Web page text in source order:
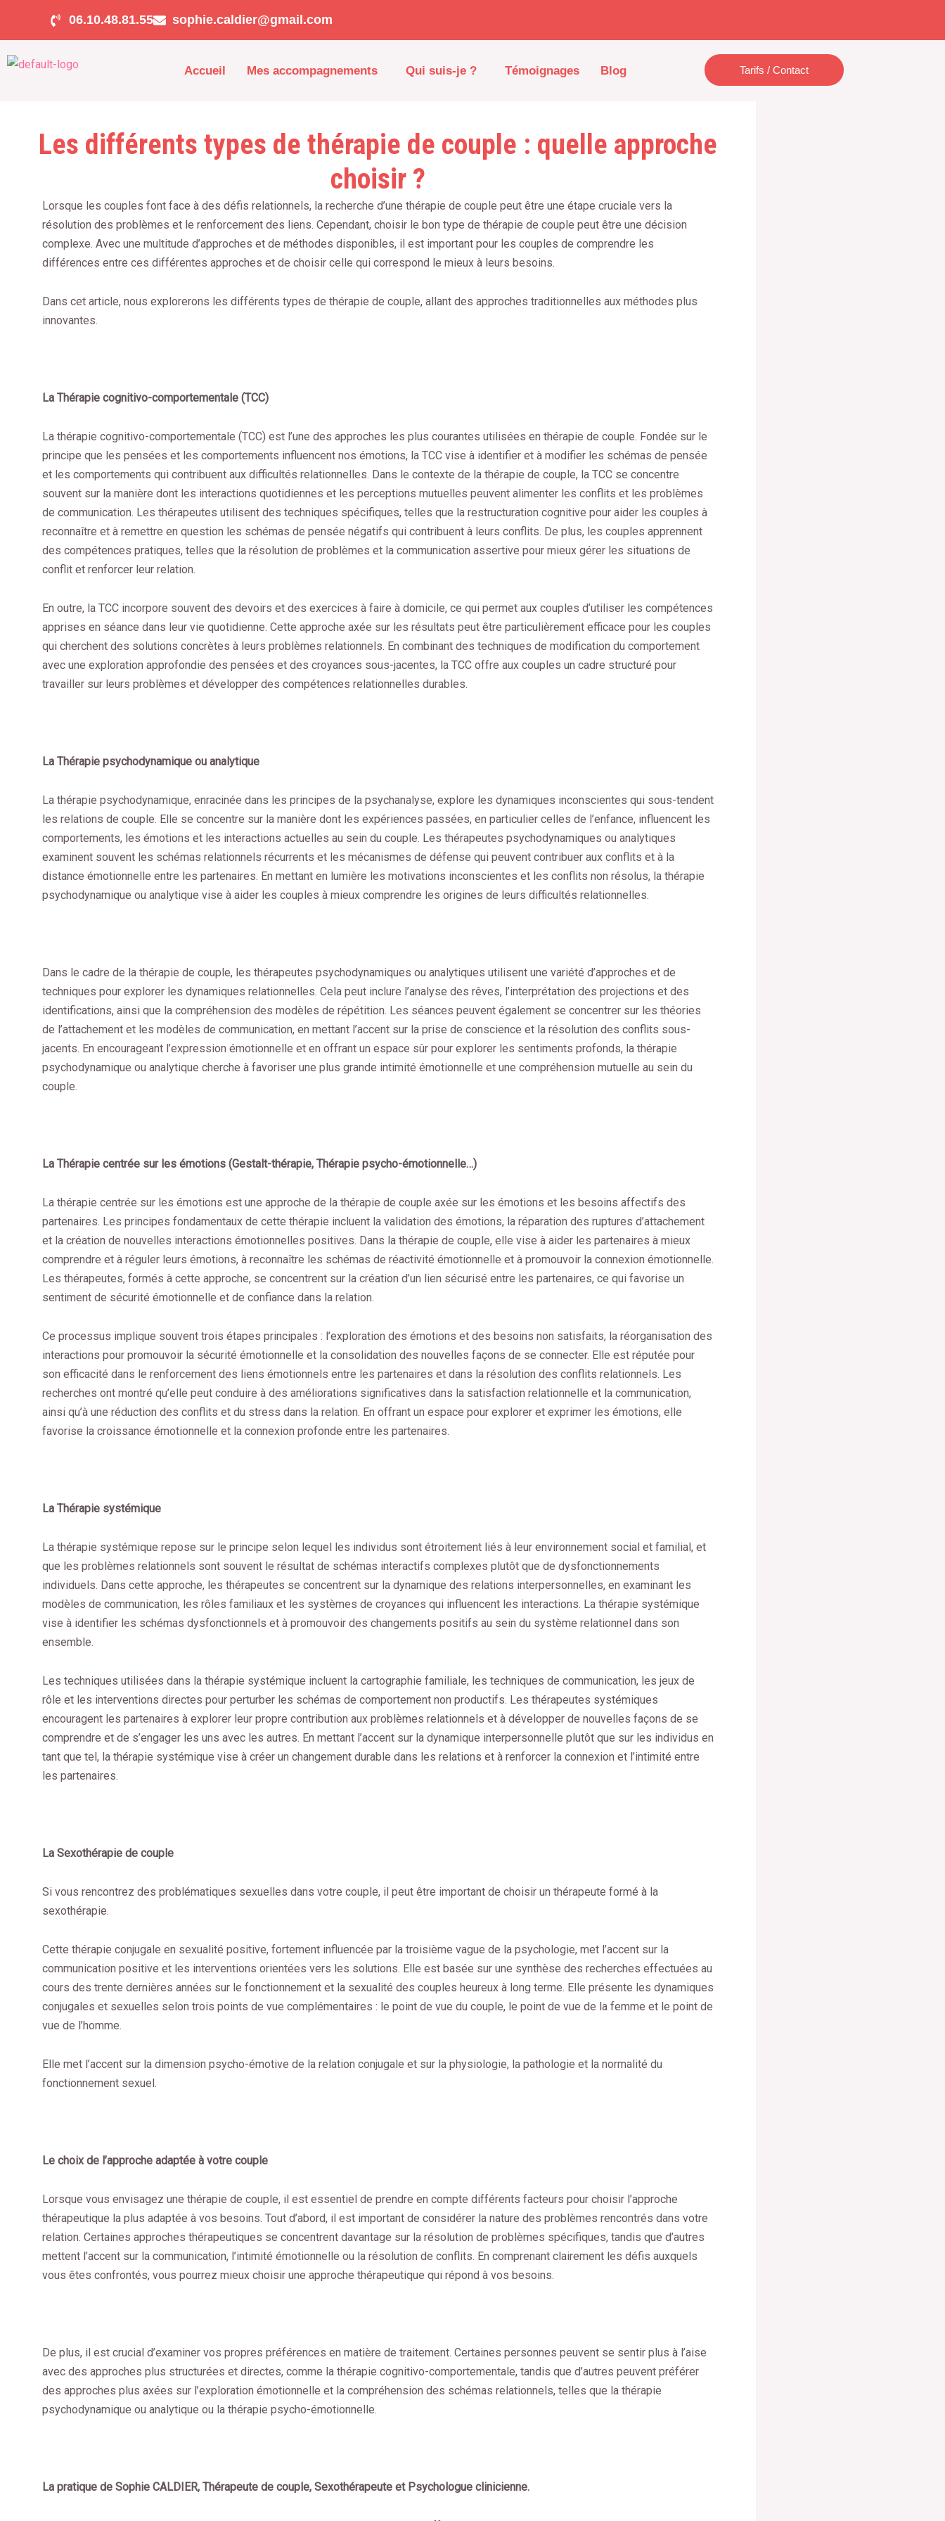
06.10.48.81.55 sophie.caldier@gmail.com
Accueil Mes accompagnements Qui suis-je ? Témoignages Blog Tarifs / Contact
Les différents types de thérapie de couple : quelle approche
choisir ?
Lorsque les couples font face à des défis relationnels, la recherche d’une thérapie de couple peut être une étape cruciale vers la
résolution des problèmes et le renforcement des liens. Cependant, choisir le bon type de thérapie de couple peut être une décision
complexe. Avec une multitude d’approches et de méthodes disponibles, il est important pour les couples de comprendre les
différences entre ces différentes approches et de choisir celle qui correspond le mieux à leurs besoins.
Dans cet article, nous explorerons les différents types de thérapie de couple, allant des approches traditionnelles aux méthodes plus
innovantes.
La Thérapie cognitivo-comportementale (TCC)
La thérapie cognitivo-comportementale (TCC) est l’une des approches les plus courantes utilisées en thérapie de couple. Fondée sur le
principe que les pensées et les comportements influencent nos émotions, la TCC vise à identifier et à modifier les schémas de pensée
et les comportements qui contribuent aux difficultés relationnelles. Dans le contexte de la thérapie de couple, la TCC se concentre
souvent sur la manière dont les interactions quotidiennes et les perceptions mutuelles peuvent alimenter les conflits et les problèmes
de communication. Les thérapeutes utilisent des techniques spécifiques, telles que la restructuration cognitive pour aider les couples à
reconnaître et à remettre en question les schémas de pensée négatifs qui contribuent à leurs conflits. De plus, les couples apprennent
des compétences pratiques, telles que la résolution de problèmes et la communication assertive pour mieux gérer les situations de
conflit et renforcer leur relation.
En outre, la TCC incorpore souvent des devoirs et des exercices à faire à domicile, ce qui permet aux couples d’utiliser les compétences
apprises en séance dans leur vie quotidienne. Cette approche axée sur les résultats peut être particulièrement efficace pour les couples
qui cherchent des solutions concrètes à leurs problèmes relationnels. En combinant des techniques de modification du comportement
avec une exploration approfondie des pensées et des croyances sous-jacentes, la TCC offre aux couples un cadre structuré pour
travailler sur leurs problèmes et développer des compétences relationnelles durables.
La Thérapie psychodynamique ou analytique
La thérapie psychodynamique, enracinée dans les principes de la psychanalyse, explore les dynamiques inconscientes qui sous-tendent
les relations de couple. Elle se concentre sur la manière dont les expériences passées, en particulier celles de l’enfance, influencent les
comportements, les émotions et les interactions actuelles au sein du couple. Les thérapeutes psychodynamiques ou analytiques
examinent souvent les schémas relationnels récurrents et les mécanismes de défense qui peuvent contribuer aux conflits et à la
distance émotionnelle entre les partenaires. En mettant en lumière les motivations inconscientes et les conflits non résolus, la thérapie
psychodynamique ou analytique vise à aider les couples à mieux comprendre les origines de leurs difficultés relationnelles.
Dans le cadre de la thérapie de couple, les thérapeutes psychodynamiques ou analytiques utilisent une variété d’approches et de
techniques pour explorer les dynamiques relationnelles. Cela peut inclure l’analyse des rêves, l’interprétation des projections et des
identifications, ainsi que la compréhension des modèles de répétition. Les séances peuvent également se concentrer sur les théories
de l’attachement et les modèles de communication, en mettant l’accent sur la prise de conscience et la résolution des conflits sous-
jacents. En encourageant l’expression émotionnelle et en offrant un espace sûr pour explorer les sentiments profonds, la thérapie
psychodynamique ou analytique cherche à favoriser une plus grande intimité émotionnelle et une compréhension mutuelle au sein du
couple.
La Thérapie centrée sur les émotions (Gestalt-thérapie, Thérapie psycho-émotionnelle…)
La thérapie centrée sur les émotions est une approche de la thérapie de couple axée sur les émotions et les besoins affectifs des
partenaires. Les principes fondamentaux de cette thérapie incluent la validation des émotions, la réparation des ruptures d’attachement
et la création de nouvelles interactions émotionnelles positives. Dans la thérapie de couple, elle vise à aider les partenaires à mieux
comprendre et à réguler leurs émotions, à reconnaître les schémas de réactivité émotionnelle et à promouvoir la connexion émotionnelle.
Les thérapeutes, formés à cette approche, se concentrent sur la création d’un lien sécurisé entre les partenaires, ce qui favorise un
sentiment de sécurité émotionnelle et de confiance dans la relation.
Ce processus implique souvent trois étapes principales : l’exploration des émotions et des besoins non satisfaits, la réorganisation des
interactions pour promouvoir la sécurité émotionnelle et la consolidation des nouvelles façons de se connecter. Elle est réputée pour
son efficacité dans le renforcement des liens émotionnels entre les partenaires et dans la résolution des conflits relationnels. Les
recherches ont montré qu’elle peut conduire à des améliorations significatives dans la satisfaction relationnelle et la communication,
ainsi qu’à une réduction des conflits et du stress dans la relation. En offrant un espace pour explorer et exprimer les émotions, elle
favorise la croissance émotionnelle et la connexion profonde entre les partenaires.
La Thérapie systémique
La thérapie systémique repose sur le principe selon lequel les individus sont étroitement liés à leur environnement social et familial, et
que les problèmes relationnels sont souvent le résultat de schémas interactifs complexes plutôt que de dysfonctionnements
individuels. Dans cette approche, les thérapeutes se concentrent sur la dynamique des relations interpersonnelles, en examinant les
modèles de communication, les rôles familiaux et les systèmes de croyances qui influencent les interactions. La thérapie systémique
vise à identifier les schémas dysfonctionnels et à promouvoir des changements positifs au sein du système relationnel dans son
ensemble.
Les techniques utilisées dans la thérapie systémique incluent la cartographie familiale, les techniques de communication, les jeux de
rôle et les interventions directes pour perturber les schémas de comportement non productifs. Les thérapeutes systémiques
encouragent les partenaires à explorer leur propre contribution aux problèmes relationnels et à développer de nouvelles façons de se
comprendre et de s’engager les uns avec les autres. En mettant l’accent sur la dynamique interpersonnelle plutôt que sur les individus en
tant que tel, la thérapie systémique vise à créer un changement durable dans les relations et à renforcer la connexion et l’intimité entre
les partenaires.
La Sexothérapie de couple
Si vous rencontrez des problématiques sexuelles dans votre couple, il peut être important de choisir un thérapeute formé à la
sexothérapie.
Cette thérapie conjugale en sexualité positive, fortement influencée par la troisième vague de la psychologie, met l’accent sur la
communication positive et les interventions orientées vers les solutions. Elle est basée sur une synthèse des recherches effectuées au
cours des trente dernières années sur le fonctionnement et la sexualité des couples heureux à long terme. Elle présente les dynamiques
conjugales et sexuelles selon trois points de vue complémentaires : le point de vue du couple, le point de vue de la femme et le point de
vue de l’homme.
Elle met l’accent sur la dimension psycho-émotive de la relation conjugale et sur la physiologie, la pathologie et la normalité du
fonctionnement sexuel.
Le choix de l’approche adaptée à votre couple
Lorsque vous envisagez une thérapie de couple, il est essentiel de prendre en compte différents facteurs pour choisir l’approche
thérapeutique la plus adaptée à vos besoins. Tout d’abord, il est important de considérer la nature des problèmes rencontrés dans votre
relation. Certaines approches thérapeutiques se concentrent davantage sur la résolution de problèmes spécifiques, tandis que d’autres
mettent l’accent sur la communication, l’intimité émotionnelle ou la résolution de conflits. En comprenant clairement les défis auxquels
vous êtes confrontés, vous pourrez mieux choisir une approche thérapeutique qui répond à vos besoins.
De plus, il est crucial d’examiner vos propres préférences en matière de traitement. Certaines personnes peuvent se sentir plus à l’aise
avec des approches plus structurées et directes, comme la thérapie cognitivo-comportementale, tandis que d’autres peuvent préférer
des approches plus axées sur l’exploration émotionnelle et la compréhension des schémas relationnels, telles que la thérapie
psychodynamique ou analytique ou la thérapie psycho-émotionnelle.
La pratique de Sophie CALDIER, Thérapeute de couple, Sexothérapeute et Psychologue clinicienne.